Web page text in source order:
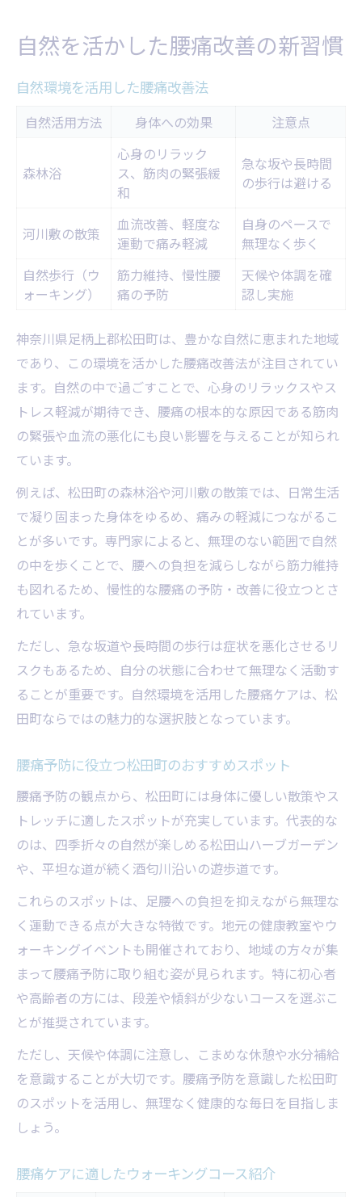
自然を活かした腰痛改善の新習慣
自然環境を活用した腰痛改善法
自然活用方法 身体への効果 注意点
森林浴
心身のリラック
ス、筋肉の緊張緩
和
急な坂や長時間
の歩行は避ける
河川敷の散策
血流改善、軽度な
運動で痛み軽減
自身のペースで
無理なく歩く
自然歩行（ウ
ォーキング）
筋力維持、慢性腰
痛の予防
天候や体調を確
認し実施
神奈川県足柄上郡松田町は、豊かな自然に恵まれた地域
であり、この環境を活かした腰痛改善法が注目されてい
ます。自然の中で過ごすことで、心身のリラックスやス
トレス軽減が期待でき、腰痛の根本的な原因である筋肉
の緊張や血流の悪化にも良い影響を与えることが知られ
ています。
例えば、松田町の森林浴や河川敷の散策では、日常生活
で凝り固まった身体をゆるめ、痛みの軽減につながるこ
とが多いです。専門家によると、無理のない範囲で自然
の中を歩くことで、腰への負担を減らしながら筋力維持
も図れるため、慢性的な腰痛の予防・改善に役立つとさ
れています。
ただし、急な坂道や長時間の歩行は症状を悪化させるリ
スクもあるため、自分の状態に合わせて無理なく活動す
ることが重要です。自然環境を活用した腰痛ケアは、松
田町ならではの魅力的な選択肢となっています。
腰痛予防に役立つ松田町のおすすめスポット
腰痛予防の観点から、松田町には身体に優しい散策やス
トレッチに適したスポットが充実しています。代表的な
のは、四季折々の自然が楽しめる松田山ハーブガーデン
や、平坦な道が続く酒匂川沿いの遊歩道です。
これらのスポットは、足腰への負担を抑えながら無理な
く運動できる点が大きな特徴です。地元の健康教室やウ
ォーキングイベントも開催されており、地域の方々が集
まって腰痛予防に取り組む姿が見られます。特に初心者
や高齢者の方には、段差や傾斜が少ないコースを選ぶこ
とが推奨されています。
ただし、天候や体調に注意し、こまめな休憩や水分補給
を意識することが大切です。腰痛予防を意識した松田町
のスポットを活用し、無理なく健康的な毎日を目指しま
しょう。
腰痛ケアに適したウォーキングコース紹介